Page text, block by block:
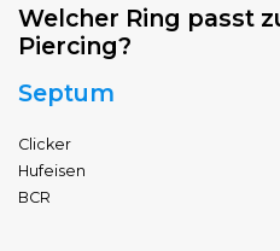
Welcher Ring passt
Piercing?
Septum
Clicker
Hufeisen
BCR